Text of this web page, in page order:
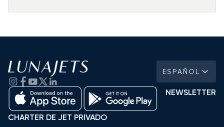
ESPAÑOL
NEWSLETTER
CHARTER DE JET PRIVADO